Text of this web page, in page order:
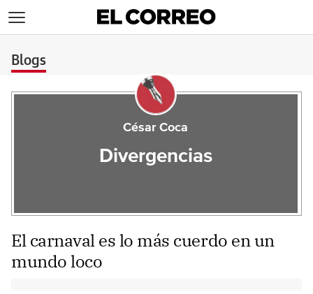
Blogs
César Coca
Divergencias
El carnaval es lo más cuerdo en un
mundo loco